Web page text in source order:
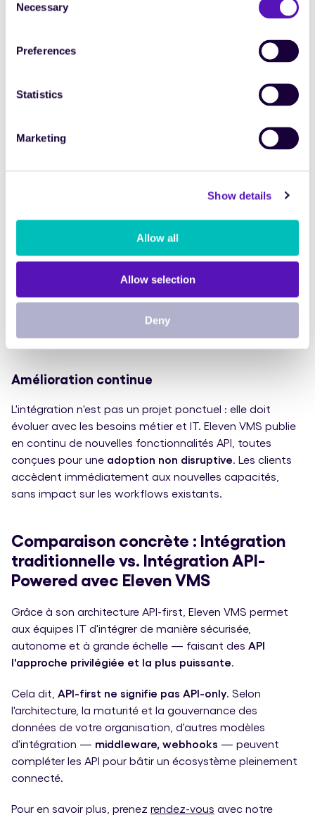
Selection
Necessary
Preferences
Statistics
Marketing
Show details
Allow all
Allow selection
Deny
Propriété & zéro maintenance
Eleven VMS donne aux clients la pleine propriété de leurs
connecteurs, sans coûts de maintenance cachés ni
À mesure qu'Eleven VMS évolue, les améliorations
connecteurs existants continuent de fonctionner sans
Cohérence des données de référence
Les API permettent depropager les données de
référence ERP et e-procurement
commande, codes fournisseurs, centres de coûts —
directement dans les objets Eleven VMS.
Chaque transaction est ainsiprécise, conforme et
, tout en maintenantune source de vérité
uniqueà travers votre écosystème.
Amélioration continue
L'intégration n'est pas un projet ponctuel : elle doit
évoluer avec les besoins métier et IT. Eleven VMS publie
en continu de nouvelles fonctionnalités API, toutes
conçues pour une adoption non disruptive. Les clients
accèdent immédiatement aux nouvelles capacités,
sans impact sur les workflows existants.
Comparaison concrète : Intégration
traditionnelle vs. Intégration API-
Powered avec Eleven VMS
Grâce à son architecture API-first, Eleven VMS permet
aux équipes IT d'intégrer de manière sécurisée,
autonome et à grande échelle — faisant des API
l'approche privilégiée et la plus puissante.
Cela dit, API-first ne signifie pas API-only. Selon
l'architecture, la maturité et la gouvernance des
données de votre organisation, d'autres modèles
d'intégration — middleware, webhooks — peuvent
compléter les API pour bâtir un écosystème pleinement
connecté.
Pour en savoir plus, prenez rendez-vous avec notre